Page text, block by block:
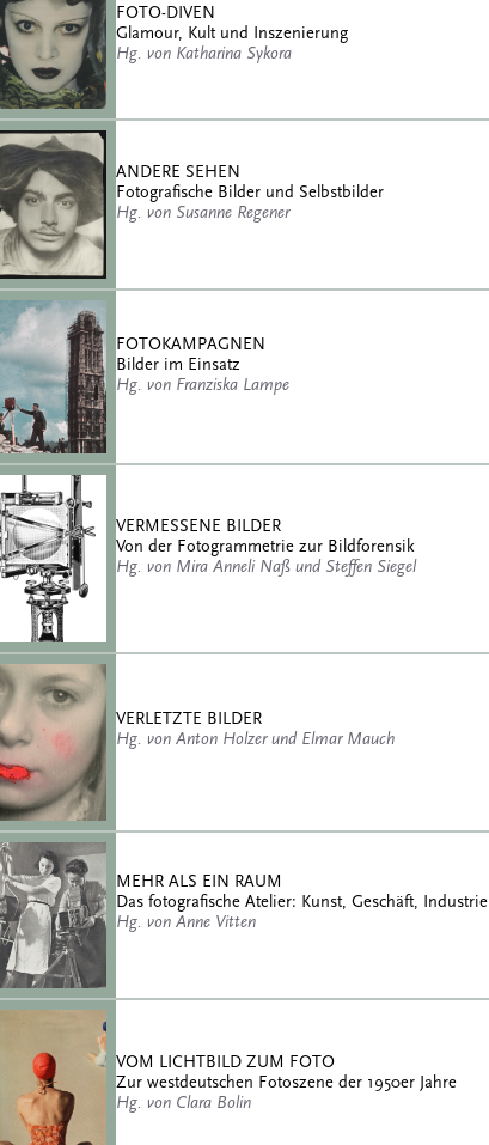
FOTO-DIVEN
Glamour, Kult und Inszenierung
Hg. von Katharina Sykora
ANDERE SEHEN
Fotografische Bilder und Selbstbilder
Hg. von Susanne Regener
FOTOKAMPAGNEN
Bilder im Einsatz
Hg. von Franziska Lampe
VERMESSENE BILDER
Von der Fotogrammetrie zur Bildforensik
Hg. von Mira Anneli Naß und Steffen Siegel
VERLETZTE BILDER
Hg. von Anton Holzer und Elmar Mauch
MEHR ALS EIN RAUM
Das fotografische Atelier: Kunst, Geschäft, Industrie
Hg. von Anne Vitten
VOM LICHTBILD ZUM FOTO
Zur westdeutschen Fotoszene der 1950er Jahre
Hg. von Clara Bolin